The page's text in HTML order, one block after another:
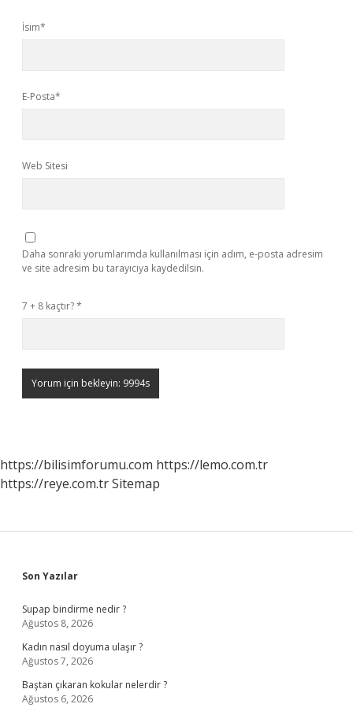
İsim*
E-Posta*
Web Sitesi
Daha sonraki yorumlarımda kullanılması için adım, e-posta adresim
ve site adresim bu tarayıcıya kaydedilsin.
7 + 8 kaçtır?*
https://bilisimforumu.com https://lemo.com.tr
https://reye.com.trSitemap
Sidebar
Son Yazılar
Supap bindirme nedir ?
Ağustos 8, 2026
Kadın nasıl doyuma ulaşır ?
Ağustos 7, 2026
Baştan çıkaran kokular nelerdir ?
Ağustos 6, 2026